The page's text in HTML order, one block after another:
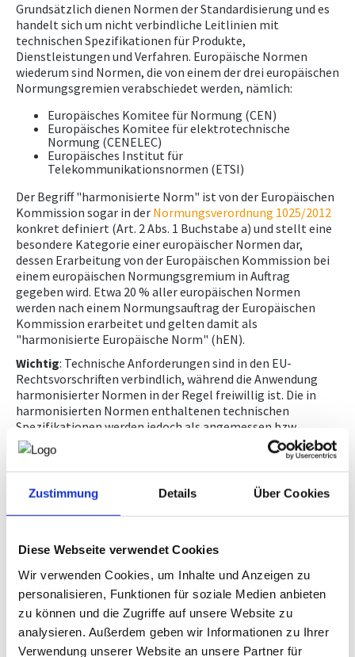
Zustimmung Details Über Cookies
Diese Webseite verwendet Cookies
Wir verwenden Cookies, um Inhalte und Anzeigen zu
personalisieren, Funktionen für soziale Medien anbieten
zu können und die Zugriffe auf unsere Website zu
analysieren. Außerdem geben wir Informationen zu Ihrer
Verwendung unserer Website an unsere Partner für
Grundsätzlich dienen Normen der Standardisierung und es
handelt sich um nicht verbindliche Leitlinien mit
technischen Spezifikationen für Produkte,
Dienstleistungen und Verfahren. Europäische Normen
wiederum sind Normen, die von einem der drei europäischen
Normungsgremien verabschiedet werden, nämlich:
Europäisches Komitee für Normung (CEN)
Europäisches Komitee für elektrotechnische
Normung (CENELEC)
Europäisches Institut für
Telekommunikationsnormen (ETSI)
Der Begriff "harmonisierte Norm" ist von der Europäischen
Kommission sogar in der Normungsverordnung 1025/2012
konkret definiert (Art. 2 Abs. 1 Buchstabe a) und stellt eine
besondere Kategorie einer europäischer Normen dar,
dessen Erarbeitung von der Europäischen Kommission bei
einem europäischen Normungsgremium in Auftrag
gegeben wird. Etwa 20 % aller europäischen Normen
werden nach einem Normungsauftrag der Europäischen
Kommission erarbeitet und gelten damit als
"harmonisierte Europäische Norm" (hEN).
Wichtig: Technische Anforderungen sind in den EU-
Rechtsvorschriften verbindlich, während die Anwendung
harmonisierter Normen in der Regel freiwillig ist. Die in
harmonisierten Normen enthaltenen technischen
Spezifikationen werden jedoch als angemessen bzw
ausreichend angesehen, um den technischen
Anforderungen der einschlägigen EU-Rechtsvorschriften zu
genügen. Daher ist in den meisten Fällen die Anwendung
harmonisierter Normen freiwillig bzw steht es Herstellern
technische Lösung zur Erfüllung der Anforderungen zu
3. Zählen alle Normen, die vom ASI bereitgestellt